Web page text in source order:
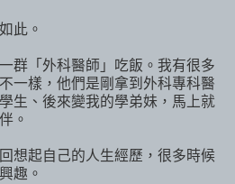
此。
群「外科醫師」吃飯。我有很多
一樣，他們是剛拿到外科專科醫
生、後來變我的學弟妹，馬上就
。
想起自己的人生經歷，很多時候
趣。